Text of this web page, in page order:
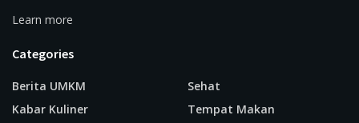
Learn more
Categories
Berita UMKM
Kabar Kuliner
Sehat
Tempat Makan